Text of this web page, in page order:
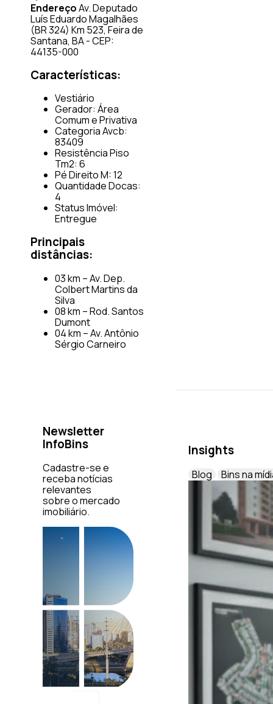
EndereçoAv. Deputado
Luís Eduardo Magalhães
(BR 324) Km 523, Feira de
Santana, BA - CEP:
44135-000
Características:
Vestiário
Gerador: Área
Comum e Privativa
Categoria Avcb:
83409
Resistência Piso
Tm2: 6
Pé Direito M: 12
Quantidade Docas:
4
Status Imóvel:
Entregue
Principais
distâncias:
03 km – Av. Dep.
Colbert Martins da
Silva
08 km – Rod. Santos
Dumont
04 km – Av. Antônio
Sérgio Carneiro
Newsletter
InfoBins
Cadastre-se e
receba notícias
relevantes
sobre o mercado
imobiliário.
Insights
Blog Bins na